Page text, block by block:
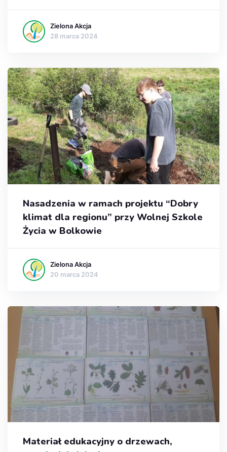
Zielona Akcja
28 marca 2024
Nasadzenia w ramach projektu “Dobry
klimat dla regionu” przy Wolnej Szkole
Życia w Bolkowie
Zielona Akcja
20 marca 2024
Materiał edukacyjny o drzewach,